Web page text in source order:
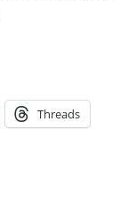
Threads